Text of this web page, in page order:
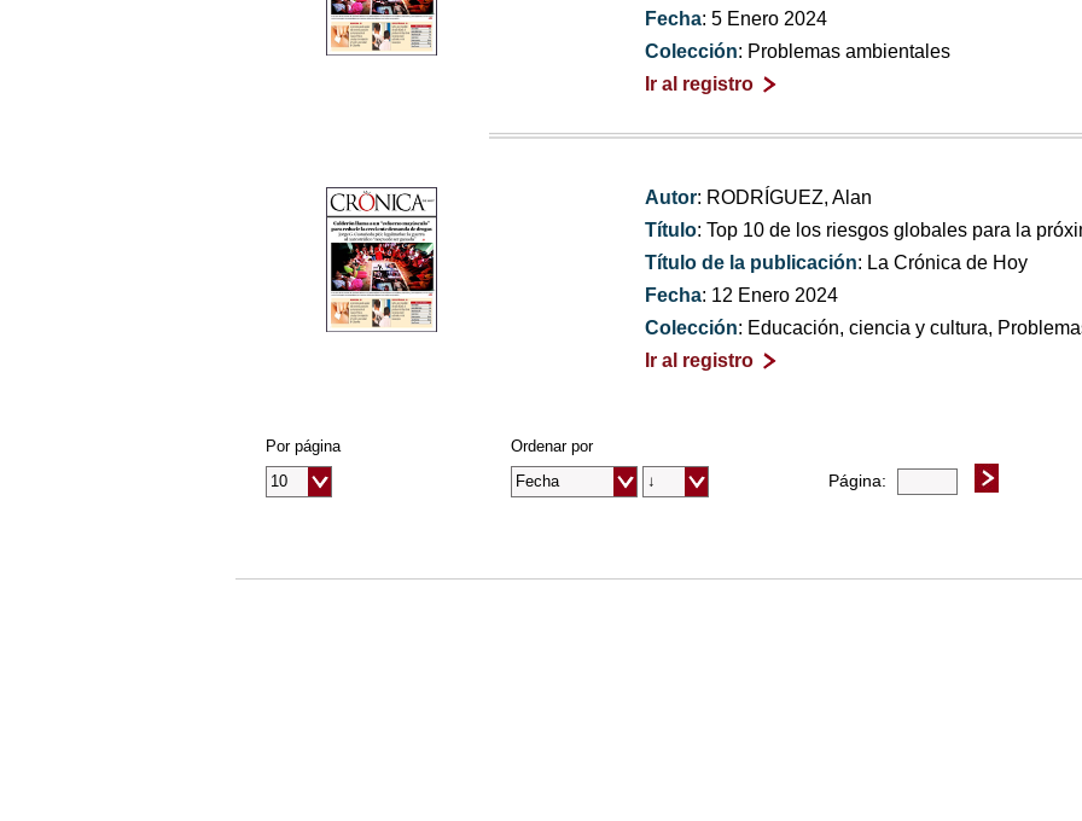
Fecha: 5 Enero 2024
Colección: Problemas ambientales
Ir al registro
Autor: RODRÍGUEZ, Alan
Título: Top 10 de los riesgos globales para la
Título de la publicación: La Crónica de Hoy
Fecha: 12 Enero 2024
Colección: Educación, ciencia y cultura,
Ir al registro
Ordenar por
Por página
Página: